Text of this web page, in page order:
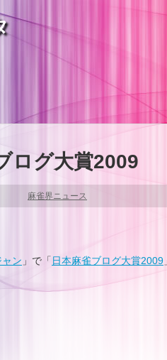
ログ大賞2009
麻雀界ニュース
ン 」で「 日本麻雀ブログ大賞2009